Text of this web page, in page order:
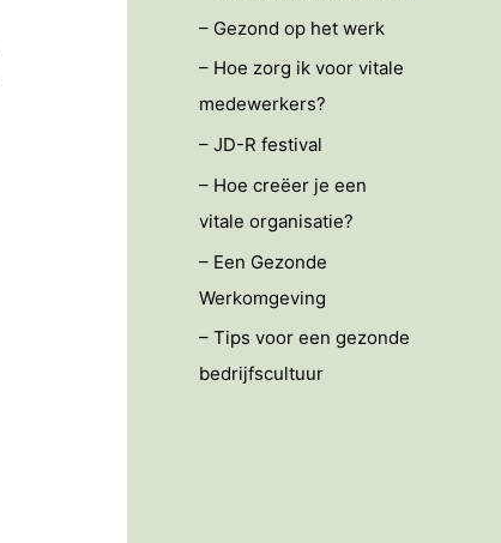
– Gezond op het werk
– Hoe zorg ik voor vitale
medewerkers?
– JD-R festival
– Hoe creëer je een
vitale organisatie?
– Een Gezonde
Werkomgeving
– Tips voor een gezonde
bedrijfscultuur